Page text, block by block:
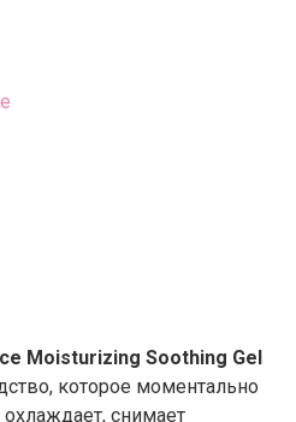
Moisturizing Soothing Gel
которое моментально
снимает